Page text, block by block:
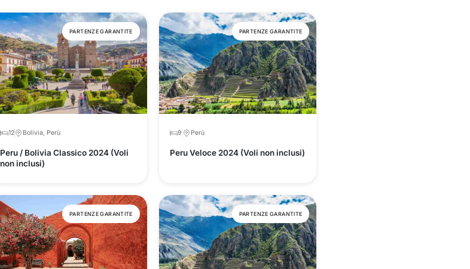
PARTENZE GARANTITE
12 Bolivia, Perù
Peru / Bolivia Classico 2024 (Voli
non inclusi)
PARTENZE GARANTITE
9 Perù
Peru Veloce 2024 (Voli non inclusi)
PARTENZE GARANTITE PARTENZE GARANTITE